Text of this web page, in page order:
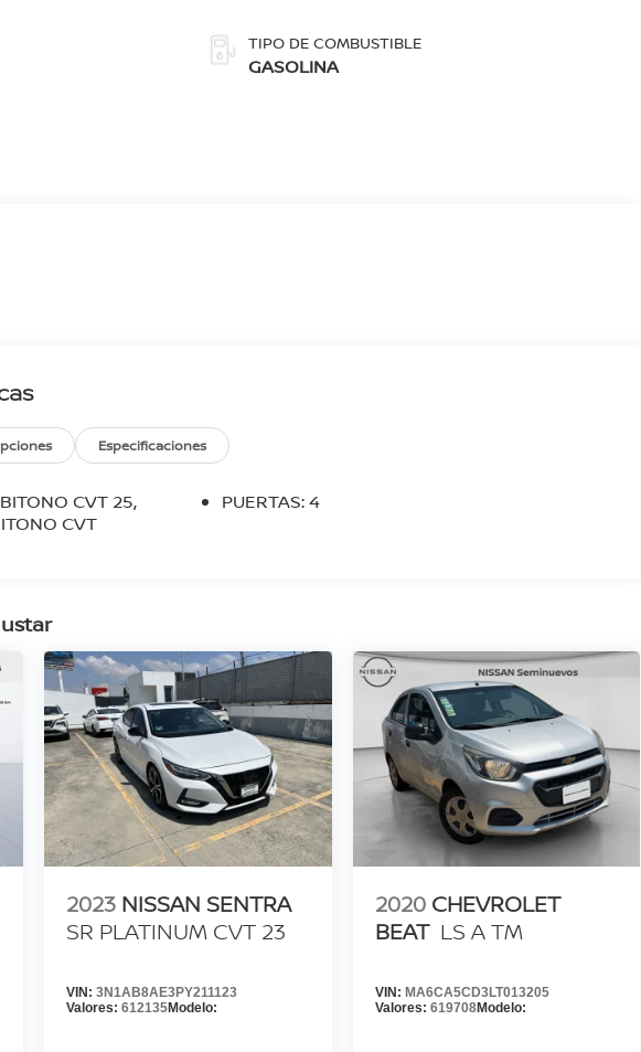
TIPO DE COMBUSTIBLE
GASOLINA
Especificaciones
CVT 25,
CVT
PUERTAS: 4
2023 NISSAN SENTRA
SR PLATINUM CVT 23
VIN:3N1AB8AE3PY211123
Valores:612135Modelo:
2020 CHEVROLET
BEAT LS A TM
VIN: MA6CA5CD3LT013205
Valores: 619708Modelo: